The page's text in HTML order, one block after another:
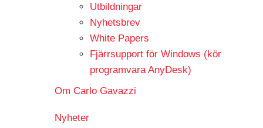
Utbildningar
Nyhetsbrev
White Papers
Fjärrsupport för Windows (kör
programvara AnyDesk)
Om Carlo Gavazzi
Nyheter